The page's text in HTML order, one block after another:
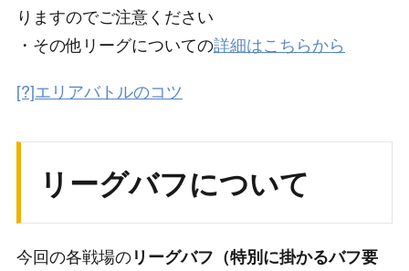
りますのでご注意ください
・その他リーグについての詳細はこちらから
[?]エリアバトルのコツ
リーグバフについて
今回の各戦場のリーグバフ（特別に掛かるバフ要